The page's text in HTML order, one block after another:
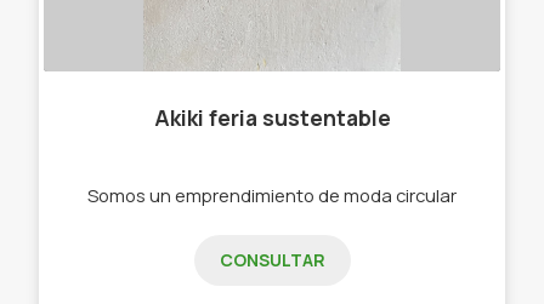
Akiki feria sustentable
Somos un emprendimiento de moda circular
CONSULTAR